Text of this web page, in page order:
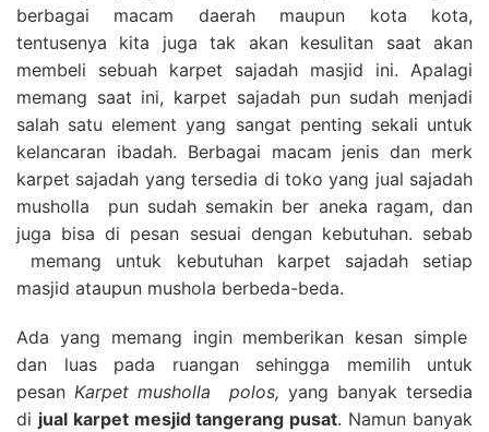
berbagai macam daerah maupun kota kota,
tentusenya kita juga tak akan kesulitan saat akan
membeli sebuah karpet sajadah masjid ini. Apalagi
memang saat ini, karpet sajadah pun sudah menjadi
salah satu element yang sangat penting sekali untuk
kelancaran ibadah. Berbagai macam jenis dan merk
karpet sajadah yang tersedia di toko yang jual sajadah
musholla pun sudah semakin ber aneka ragam, dan
juga bisa di pesan sesuai dengan kebutuhan. sebab
memang untuk kebutuhan karpet sajadah setiap
masjid ataupun mushola berbeda-beda.
Ada yang memang ingin memberikan kesan simple
dan luas pada ruangan sehingga memilih untuk
pesan Karpet musholla polos, yang banyak tersedia
di jual karpet mesjid tangerang pusat. Namun banyak